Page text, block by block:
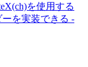
を使用する
を実装できる -